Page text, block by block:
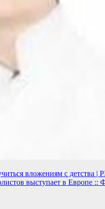
вложениям с детства |
выступает в Европе ::